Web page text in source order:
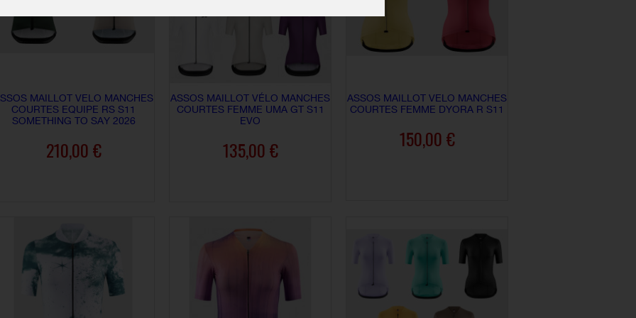
MAILLOT VELO MANCHES
COURTES EQUIPE RS S11
SOMETHING TO SAY 2026
210,00 €
ASSOS MAILLOT VÉLO MANCHES
COURTES FEMME UMA GT S11
EVO
135,00 €
ASSOS MAILLOT VELO MANCHES
COURTES FEMME DYORA R S11
150,00 €